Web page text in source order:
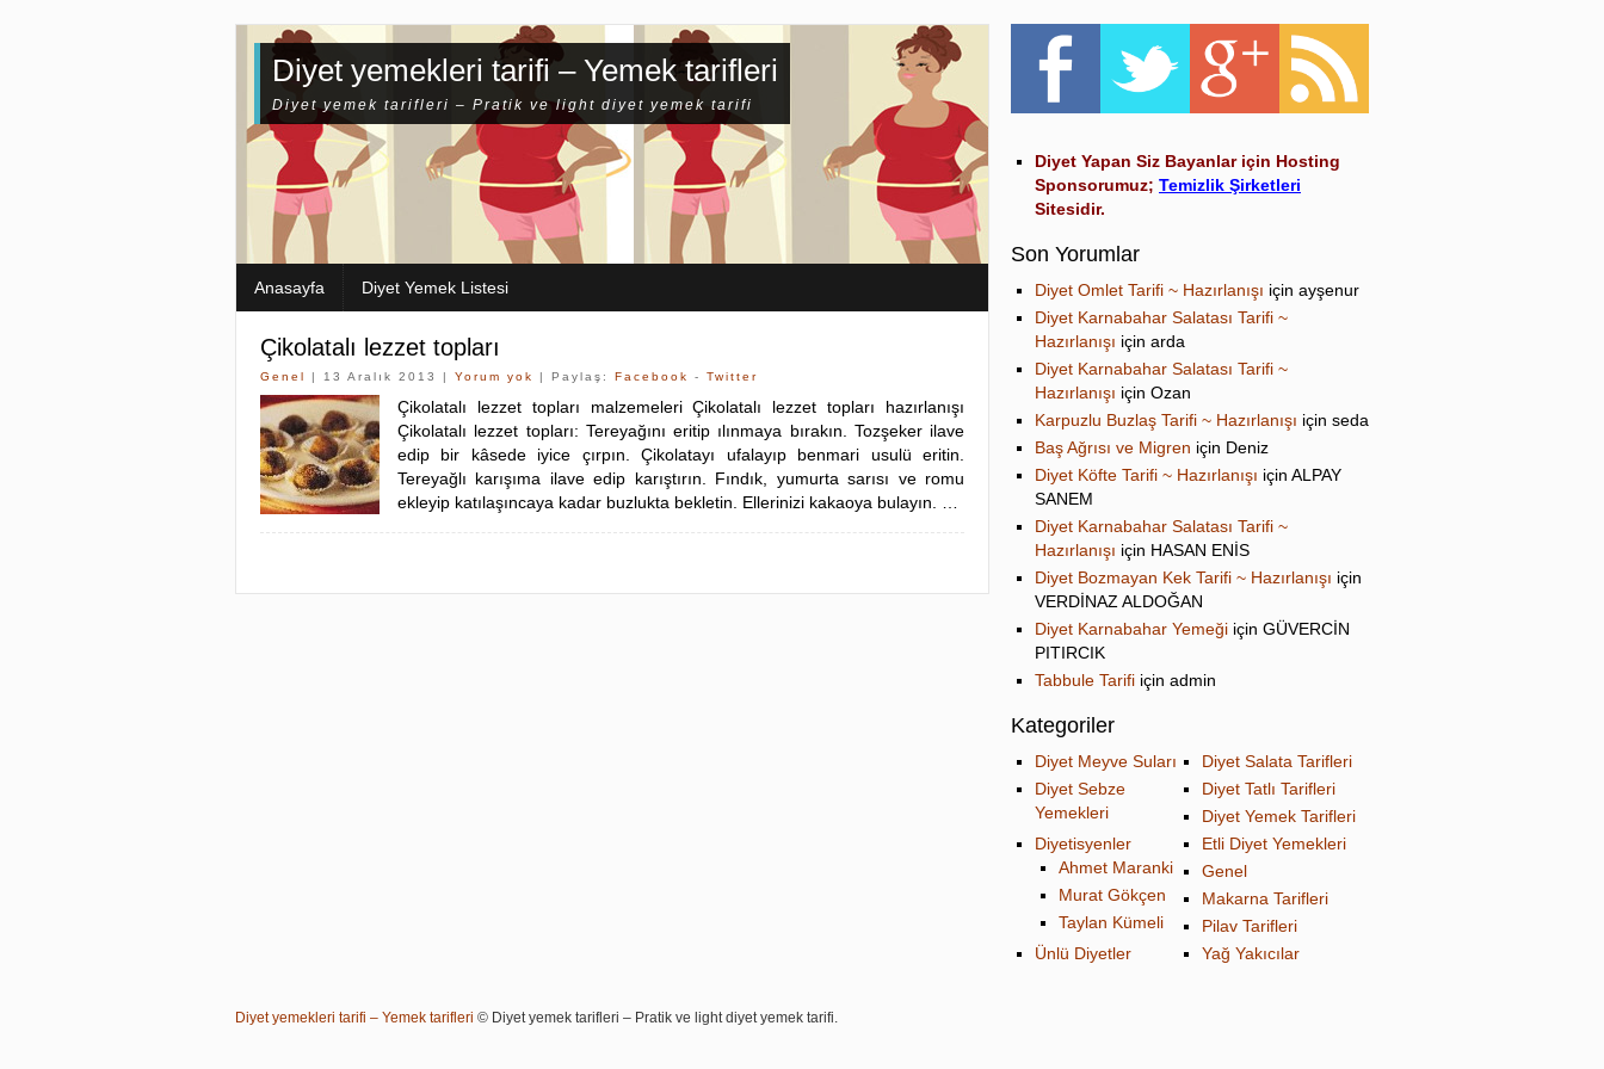
Diyet yemekleri tarifi – Yemek tarifleri
Diyet yemek tarifleri – Pratik ve light diyet yemek tarifi
Anasayfa Diyet Yemek Listesi
Çikolatalı lezzet topları
Genel | 13 Aralık 2013 | Yorum yok | Paylaş: Facebook - Twitter
Çikolatalı lezzet topları malzemeleri Çikolatalı lezzet topları hazırlanışı
Çikolatalı lezzet topları: Tereyağını eritip ılınmaya bırakın. Tozşeker ilave
edip bir kâsede iyice çırpın. Çikolatayı ufalayıp benmari usulü eritin.
Tereyağlı karışıma ilave edip karıştırın. Fındık, yumurta sarısı ve romu
ekleyip katılaşıncaya kadar buzlukta bekletin. Ellerinizi kakaoya bulayın. …
Diyet Yapan Siz Bayanlar için Hosting
Sponsorumuz; Temizlik Şirketleri
Sitesidir.
Son Yorumlar
Diyet Omlet Tarifi ~ Hazırlanışı için ayşenur
Diyet Karnabahar Salatası Tarifi ~
Hazırlanışı için arda
Diyet Karnabahar Salatası Tarifi ~
Hazırlanışı için Ozan
Karpuzlu Buzlaş Tarifi ~ Hazırlanışı için seda
Baş Ağrısı ve Migren için Deniz
Diyet Köfte Tarifi ~ Hazırlanışı için ALPAY
SANEM
Diyet Karnabahar Salatası Tarifi ~
Hazırlanışı için HASAN ENİS
Diyet Bozmayan Kek Tarifi ~ Hazırlanışı için
VERDİNAZ ALDOĞAN
Diyet Karnabahar Yemeği için GÜVERCİN
PITIRCIK
Tabbule Tarifi için admin
Kategoriler
Diyet Meyve Suları
Diyet Salata Tarifleri
Diyet Sebze
Yemekleri
Diyet Tatlı Tarifleri
Diyet Yemek Tarifleri
Diyetisyenler
Ahmet Maranki
Murat Gökçen
Taylan Kümeli
Etli Diyet Yemekleri
Genel
Makarna Tarifleri
Pilav Tarifleri
Ünlü Diyetler
Yağ Yakıcılar
Diyet yemekleri tarifi – Yemek tarifleri © Diyet yemek tarifleri – Pratik ve light diyet yemek tarifi.